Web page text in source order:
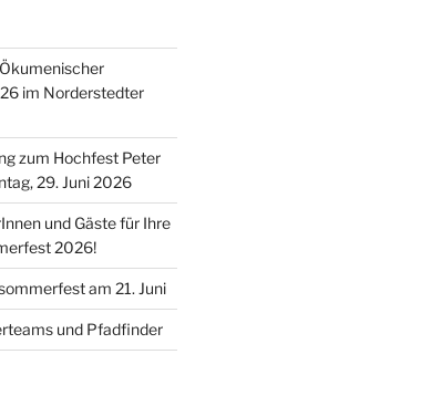
im Norderstedter
zum Hochfest Peter
29. Juni 2026
und Gäste für Ihre
2026!
am 21. Juni
und Pfadfinder